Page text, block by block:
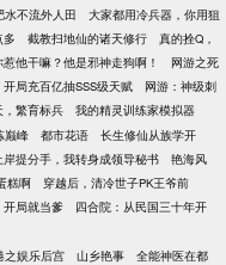
水不流外人田
大家都用冷兵器，你用狙
多 截教扫地仙的诸天修行
真的拴Q，
惹他干嘛？他是邪神走狗啊！
网游之死
开局充百亿抽SSS级天赋
网游：神级刺
，繁育标兵 我的精灵训练家模拟器
巅峰 都市花语
长生修仙从族学开
岸提分手，我转身成领导秘书
艳海风
糕啊
穿越后，清冷世子PK王爷前
开局就当爹
四合院：从民国三十年开
之娱乐后宫 山乡艳事
全能神医在都